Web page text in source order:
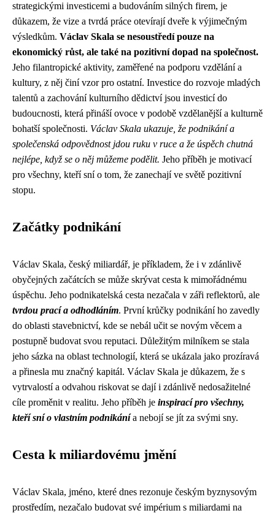
strategickými investicemi a budováním silných firem, je
důkazem, že vize a tvrdá práce otevírají dveře k výjimečným
výsledkům. Václav Skala se nesoustředí pouze na
ekonomický růst, ale také na pozitivní dopad na společnost.
Jeho filantropické aktivity, zaměřené na podporu vzdělání a
kultury, z něj činí vzor pro ostatní. Investice do rozvoje mladých
talentů a zachování kulturního dědictví jsou investicí do
budoucnosti, která přináší ovoce v podobě vzdělanější a kulturně
bohatší společnosti. Václav Skala ukazuje, že podnikání a
společenská odpovědnost jdou ruku v ruce a že úspěch chutná
nejlépe, když se o něj můžeme podělit. Jeho příběh je motivací
pro všechny, kteří sní o tom, že zanechají ve světě pozitivní
stopu.
Začátky podnikání
Václav Skala, český miliardář, je příkladem, že i v zdánlivě
obyčejných začátcích se může skrývat cesta k mimořádnému
úspěchu. Jeho podnikatelská cesta nezačala v záři reflektorů, ale
tvrdou prací a odhodláním. První krůčky podnikání ho zavedly
do oblasti stavebnictví, kde se nebál učit se novým věcem a
postupně budovat svou reputaci. Důležitým milníkem se stala
jeho sázka na oblast technologií, která se ukázala jako prozíravá
a přinesla mu značný kapitál. Václav Skala je důkazem, že s
vytrvalostí a odvahou riskovat se dají i zdánlivě nedosažitelné
cíle proměnit v realitu. Jeho příběh je inspirací pro všechny,
kteří sní o vlastním podnikánía nebojí se jít za svými sny.
Cesta k miliardovému jmění
Václav Skala, jméno, které dnes rezonuje českým byznysovým
prostředím, nezačalo budovat své impérium s miliardami na